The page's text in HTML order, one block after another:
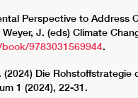
Perspective to Address
J. (eds) Climate
9783031569944.
(2024) Die
1 (2024), 22-31.